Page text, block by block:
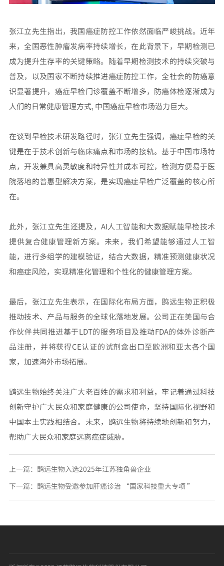
张江立先生指出，我国癌症防控工作依然面临严峻挑战。近年
来，全国恶性肿瘤发病率持续增长，在此背景下，早期检测已
成为提升生存率的关键策略。随着早期检测技术的持续突破与
普及，以及国家不断持续推进癌症防控工作，全社会的防癌意
识显著提升，癌症早检门诊覆盖不断增多，防癌体检逐渐成为
人们的日常健康管理方式, 中国癌症早检市场潜力巨大。
在谈到早检技术研发路径时，张江立先生强调，癌症早检的关
键是在于技术创新与临床痛点和市场的接轨。基于中国市场特
点，开发兼具高灵敏度和特异性并成本可控，检测方便易于医
院落地的普惠型解决方案，是实现癌症早检广泛覆盖的核心所
在。
此外，张江立先生还提及，AI人工智能和大数据赋能早检技术
提供复合健康管理新方案。未来，我们希望能够通过人工智
能，进行多组学的建模验证，结合大数据，精准预测健康状况
和癌症风险，实现精准化管理和个性化的健康管理方案。
最后，张江立先生表示，在国际化布局方面，鹍远生物正积极
推动技术、产品与服务的全球化落地发展。公司正在美国与合
作伙伴共同推进基于LDT的服务项目及推动FDA的体外诊断产
品注册，并将获得CE认证的试剂盒出口至欧洲和亚太各个国
家，加速海外市场拓展。
鹍远生物始终关注广大老百姓的需求和利益，牢记着通过科技
创新守护广大民众和家庭健康的公司使命，坚持国际化视野和
中国本土实践相结合。未来，鹍远生物将持续地创新和努力，
帮助广大民众和家庭远离癌症威胁。
上一篇： 鹍远生物入选2025年江苏独角兽企业
下一篇： 鹍远生物受邀参加肝癌诊治 “国家科技重大专项 ”